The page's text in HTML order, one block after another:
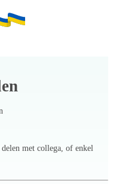
met collega, of enkel